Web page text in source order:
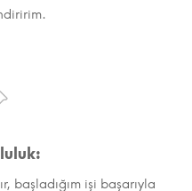
başladığım işi başarıyla